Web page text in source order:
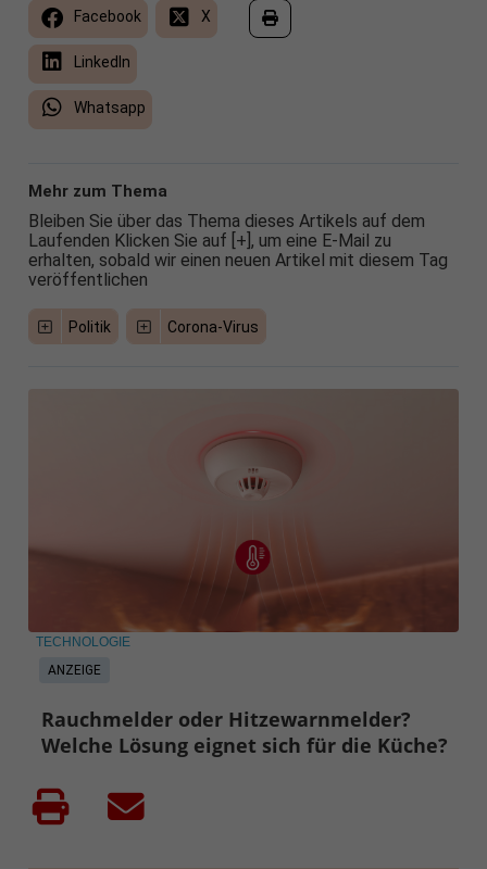
Facebook X
LinkedIn
Whatsapp
Mehr zum Thema
Bleiben Sie über das Thema dieses Artikels auf dem
Laufenden Klicken Sie auf [+], um eine E-Mail zu
erhalten, sobald wir einen neuen Artikel mit diesem Tag
veröffentlichen
Politik Corona-Virus
ANZEIGE
TECHNOLOGIE
Rauchmelder oder Hitzewarnmelder?
Welche Lösung eignet sich für die Küche?